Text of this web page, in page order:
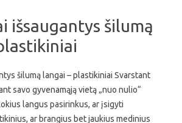
išsaugantys šilumą
šilumą langai – plastikiniai Svarstant
savo gyvenamąją vietą „nuo nulio“
langus pasirinkus, ar įsigyti
ar brangius bet jaukius medinius